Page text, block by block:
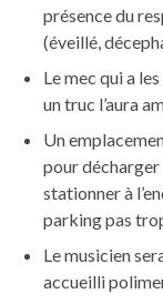
présence du
(éveillé,
Le mec qui a
un truc l’aura
Un
pour décharger
stationner à
parking pas
Le musicien
accueilli